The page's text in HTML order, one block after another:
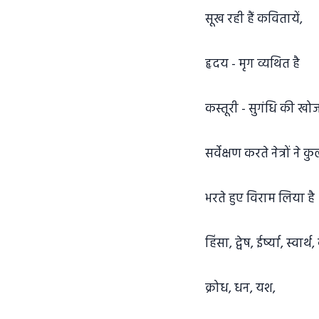
सूख रही हैं कवितायें,
हृदय - मृग व्यथित है
कस्तूरी - सुगंधि की
सर्वेक्षण करते नेत्रों ने
भरते हुए विराम लिया है
हिंसा, द्वेष, ईर्ष्या,
क्रोध, धन, यश,